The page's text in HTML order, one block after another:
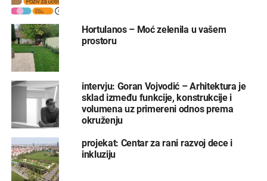
Hortulanos – Moć zelenila u vašem
prostoru
intervju: Goran Vojvodić – Arhitektura je
sklad između funkcije, konstrukcije i
volumena uz primereni odnos prema
okruženju
projekat: Centar za rani razvoj dece i
inkluziju